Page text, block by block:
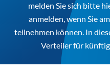
melden Sie sich bitte
anmelden, wenn Sie
teilnehmen können. In
Verteiler für